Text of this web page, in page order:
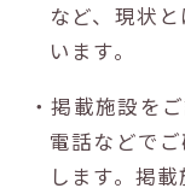
など、現状
います。
・掲載施設を
電話などで
します。掲